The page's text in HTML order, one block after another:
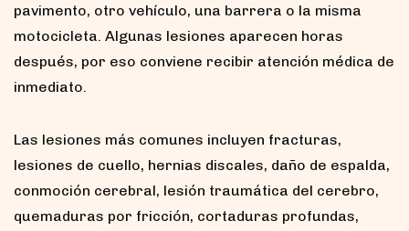
pavimento, otro vehículo, una barrera o la misma
motocicleta. Algunas lesiones aparecen horas
después, por eso conviene recibir atención médica de
inmediato.
Las lesiones más comunes incluyen fracturas,
lesiones de cuello, hernias discales, daño de espalda,
conmoción cerebral, lesión traumática del cerebro,
quemaduras por fricción, cortaduras profundas,